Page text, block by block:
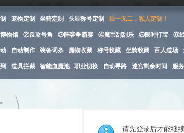
宠物定制 坐骑定制 头显称号定制 独一无二，私人定制！
物馆 ②反攻号角 ③阵容争霸赛 ④魔币刮刮乐 ⑤限时打宝 ⑥
自动制作 装备词条 魔物收藏 称号收藏 坐骑收藏 百人道场
道具拦截 智能血魔池 职业切换 自动寻路 迷宫剩余时间 服
请先登录后才能继